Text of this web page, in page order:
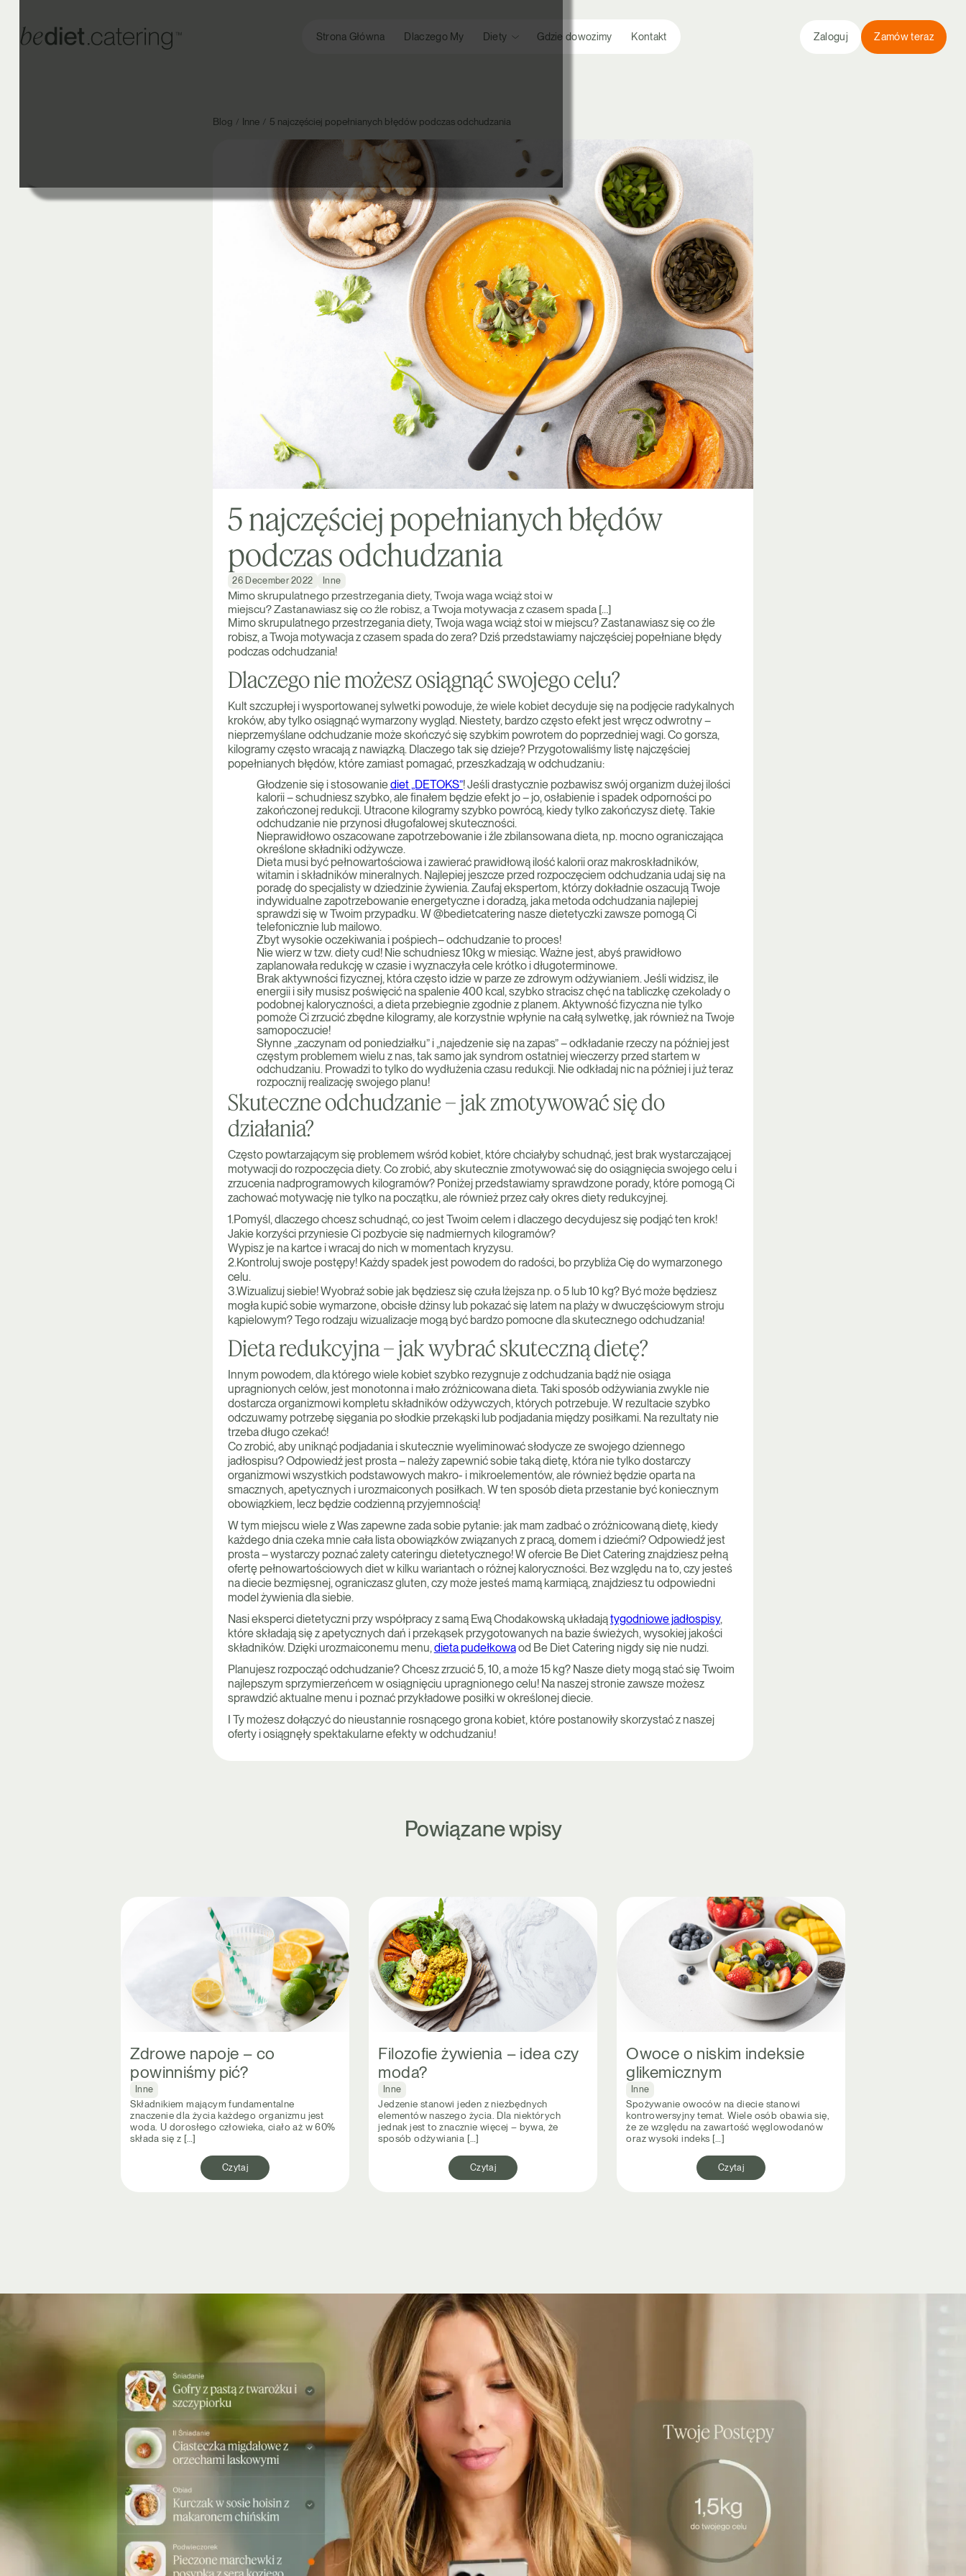
Strona Główna Dlaczego My Diety Gdzie dowozimy Kontakt Zaloguj Zamów teraz
Blog Inne 5 najczęściej popełnianych błędów podczas odchudzania
5 najczęściej popełnianych błędów
podczas odchudzania
26 December 2022 Inne
Mimo skrupulatnego przestrzegania diety, Twoja waga wciąż stoi w
miejscu? Zastanawiasz się co źle robisz, a Twoja motywacja z czasem spada […]
Mimo skrupulatnego przestrzegania diety, Twoja waga wciąż stoi w miejscu? Zastanawiasz się co źle
robisz, a Twoja motywacja z czasem spada do zera? Dziś przedstawiamy najczęściej popełniane błędy
podczas odchudzania!
Dlaczego nie możesz osiągnąć swojego celu?
Kult szczupłej i wysportowanej sylwetki powoduje, że wiele kobiet decyduje się na podjęcie radykalnych
kroków, aby tylko osiągnąć wymarzony wygląd. Niestety, bardzo często efekt jest wręcz odwrotny –
nieprzemyślane odchudzanie może skończyć się szybkim powrotem do poprzedniej wagi. Co gorsza,
kilogramy często wracają z nawiązką. Dlaczego tak się dzieje? Przygotowaliśmy listę najczęściej
popełnianych błędów, które zamiast pomagać, przeszkadzają w odchudzaniu:
Głodzenie się i stosowaniediet „DETOKS”! Jeśli drastycznie pozbawisz swój organizm dużej ilości
kalorii – schudniesz szybko, ale finałem będzie efekt jo – jo, osłabienie i spadek odporności po
zakończonej redukcji. Utracone kilogramy szybko powrócą, kiedy tylko zakończysz dietę. Takie
odchudzanie nie przynosi długofalowej skuteczności.
Nieprawidłowo oszacowane zapotrzebowanie i źle zbilansowana dieta, np. mocno ograniczająca
określone składniki odżywcze.
Dieta musi być pełnowartościowa i zawierać prawidłową ilość kalorii oraz makroskładników,
witamin i składników mineralnych. Najlepiej jeszcze przed rozpoczęciem odchudzania udaj się na
poradę do specjalisty w dziedzinie żywienia. Zaufaj ekspertom, którzy dokładnie oszacują Twoje
indywidualne zapotrzebowanie energetyczne i doradzą, jaka metoda odchudzania najlepiej
sprawdzi się w Twoim przypadku. W @bedietcatering nasze dietetyczki zawsze pomogą Ci
telefonicznie lub mailowo.
Zbyt wysokie oczekiwania i pośpiech– odchudzanie to proces!
Nie wierz w tzw. diety cud! Nie schudniesz 10kg w miesiąc. Ważne jest, abyś prawidłowo
zaplanowała redukcję w czasie i wyznaczyła cele krótko i długoterminowe.
Brak aktywności fizycznej, która często idzie w parze ze zdrowym odżywianiem. Jeśli widzisz, ile
energii i siły musisz poświęcić na spalenie 400 kcal, szybko stracisz chęć na tabliczkę czekolady o
podobnej kaloryczności, a dieta przebiegnie zgodnie z planem. Aktywność fizyczna nie tylko
pomoże Ci zrzucić zbędne kilogramy, ale korzystnie wpłynie na całą sylwetkę, jak również na Twoje
samopoczucie!
Słynne „zaczynam od poniedziałku” i „najedzenie się na zapas” – odkładanie rzeczy na później jest
częstym problemem wielu z nas, tak samo jak syndrom ostatniej wieczerzy przed startem w
odchudzaniu. Prowadzi to tylko do wydłużenia czasu redukcji. Nie odkładaj nic na później i już teraz
rozpocznij realizację swojego planu!
Skuteczne odchudzanie – jak zmotywować się do
działania?
Często powtarzającym się problemem wśród kobiet, które chciałyby schudnąć, jest brak wystarczającej
motywacji do rozpoczęcia diety. Co zrobić, aby skutecznie zmotywować się do osiągnięcia swojego celu i
zrzucenia nadprogramowych kilogramów? Poniżej przedstawiamy sprawdzone porady, które pomogą Ci
zachować motywację nie tylko na początku, ale również przez cały okres diety redukcyjnej.
1.Pomyśl, dlaczego chcesz schudnąć, co jest Twoim celem i dlaczego decydujesz się podjąć ten krok!
Jakie korzyści przyniesie Ci pozbycie się nadmiernych kilogramów?
Wypisz je na kartce i wracaj do nich w momentach kryzysu.
2.Kontroluj swoje postępy! Każdy spadek jest powodem do radości, bo przybliża Cię do wymarzonego
celu.
3.Wizualizuj siebie! Wyobraź sobie jak będziesz się czuła lżejsza np. o 5 lub 10 kg? Być może będziesz
mogła kupić sobie wymarzone, obcisłe dżinsy lub pokazać się latem na plaży w dwuczęściowym stroju
kąpielowym? Tego rodzaju wizualizacje mogą być bardzo pomocne dla skutecznego odchudzania!
Dieta redukcyjna – jak wybrać skuteczną dietę?
Innym powodem, dla którego wiele kobiet szybko rezygnuje z odchudzania bądź nie osiąga
upragnionych celów, jest monotonna i mało zróżnicowana dieta. Taki sposób odżywiania zwykle nie
dostarcza organizmowi kompletu składników odżywczych, których potrzebuje. W rezultacie szybko
odczuwamy potrzebę sięgania po słodkie przekąski lub podjadania między posiłkami. Na rezultaty nie
trzeba długo czekać!
Co zrobić, aby uniknąć podjadania i skutecznie wyeliminować słodycze ze swojego dziennego
jadłospisu? Odpowiedź jest prosta – należy zapewnić sobie taką dietę, która nie tylko dostarczy
organizmowi wszystkich podstawowych makro- i mikroelementów, ale również będzie oparta na
smacznych, apetycznych i urozmaiconych posiłkach. W ten sposób dieta przestanie być koniecznym
obowiązkiem, lecz będzie codzienną przyjemnością!
W tym miejscu wiele z Was zapewne zada sobie pytanie: jak mam zadbać o zróżnicowaną dietę, kiedy
każdego dnia czeka mnie cała lista obowiązków związanych z pracą, domem i dziećmi? Odpowiedź jest
prosta – wystarczy poznać zalety cateringu dietetycznego! W ofercie Be Diet Catering znajdziesz pełną
ofertę pełnowartościowych diet w kilku wariantach o różnej kaloryczności. Bez względu na to, czy jesteś
na diecie bezmięsnej, ograniczasz gluten, czy może jesteś mamą karmiącą, znajdziesz tu odpowiedni
model żywienia dla siebie.
Nasi eksperci dietetyczni przy współpracy z samą Ewą Chodakowską układajątygodniowe jadłospisy,
które składają się z apetycznych dań i przekąsek przygotowanych na bazie świeżych, wysokiej jakości
składników. Dzięki urozmaiconemu menu,dieta pudełkowaod Be Diet Catering nigdy się nie nudzi.
Planujesz rozpocząć odchudzanie? Chcesz zrzucić 5, 10, a może 15 kg? Nasze diety mogą stać się Twoim
najlepszym sprzymierzeńcem w osiągnięciu upragnionego celu! Na naszej stronie zawsze możesz
sprawdzić aktualne menu i poznać przykładowe posiłki w określonej diecie.
I Ty możesz dołączyć do nieustannie rosnącego grona kobiet, które postanowiły skorzystać z naszej
oferty i osiągnęły spektakularne efekty w odchudzaniu!
Powiązane wpisy
Zdrowe napoje – co
powinniśmy pić?
Inne
Składnikiem mającym fundamentalne
znaczenie dla życia każdego organizmu jest
woda. U dorosłego człowieka, ciało aż w 60%
składa się z […]
Czytaj
Filozofie żywienia – idea czy
moda?
Inne
Jedzenie stanowi jeden z niezbędnych
elementów naszego życia. Dla niektórych
jednak jest to znacznie więcej – bywa, że
sposób odżywiania […]
Czytaj
Owoce o niskim indeksie
glikemicznym
Inne
Spożywanie owoców na diecie stanowi
kontrowersyjny temat. Wiele osób obawia się,
że ze względu na zawartość węglowodanów
oraz wysoki indeks […]
Czytaj